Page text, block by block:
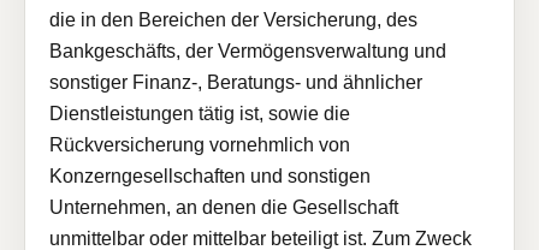
die in den Bereichen der Versicherung, des
Bankgeschäfts, der Vermögensverwaltung und
sonstiger Finanz-, Beratungs- und ähnlicher
Dienstleistungen tätig ist, sowie die
Rückversicherung vornehmlich von
Konzerngesellschaften und sonstigen
Unternehmen, an denen die Gesellschaft
unmittelbar oder mittelbar beteiligt ist. Zum Zweck